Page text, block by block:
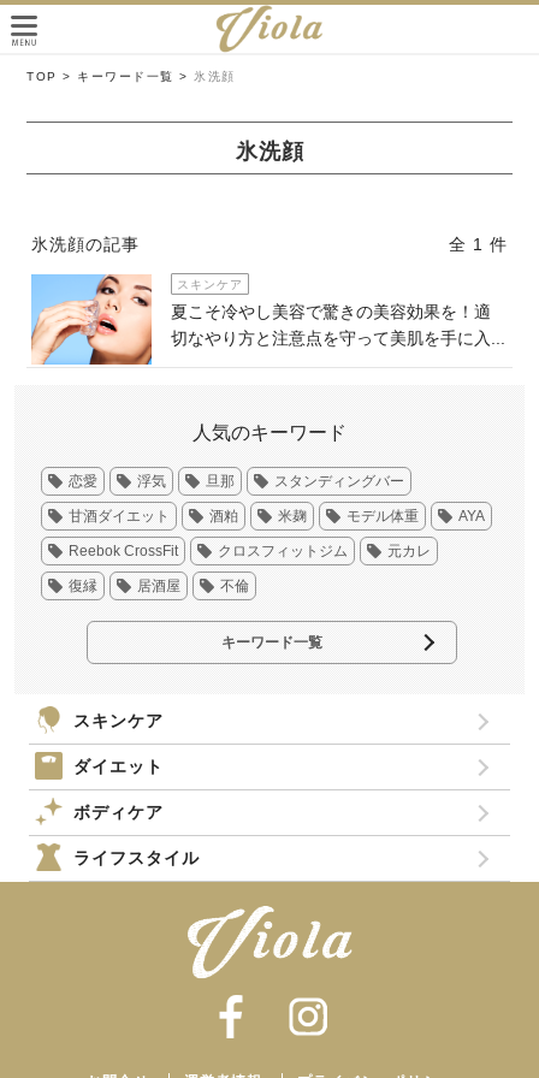
TOP > キーワード一覧 > 氷洗顔
氷洗顔
氷洗顔の記事 全 1 件
スキンケア
夏こそ冷やし美容で驚きの美容効果を！適
切なやり方と注意点を守って美肌を手に入...
人気のキーワード
恋愛 浮気 旦那 スタンディングバー
甘酒ダイエット 酒粕 米麹 モデル体重 AYA
Reebok CrossFit クロスフィットジム 元カレ
復縁 居酒屋 不倫
キーワード一覧
スキンケア
ダイエット
ボディケア
ライフスタイル